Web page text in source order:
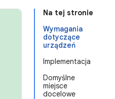
Na tej stronie
Wymagania
dotyczące
urządzeń
Implementacja
Domyślne
miejsce
docelowe